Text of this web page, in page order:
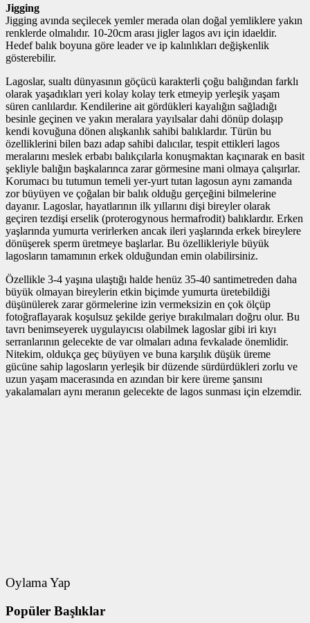
Jigging
Jigging avında seçilecek yemler merada olan doğal yemliklere yakın
renklerde olmalıdır. 10-20cm arası jigler lagos avı için idaeldir.
Hedef balık boyuna göre leader ve ip kalınlıkları değişkenlik
gösterebilir.
Lagoslar, sualtı dünyasının göçücü karakterli çoğu balığından farklı
olarak yaşadıkları yeri kolay kolay terk etmeyip yerleşik yaşam
süren canlılardır. Kendilerine ait gördükleri kayalığın sağladığı
besinle geçinen ve yakın meralara yayılsalar dahi dönüp dolaşıp
kendi kovuğuna dönen alışkanlık sahibi balıklardır. Türün bu
özelliklerini bilen bazı adap sahibi dalıcılar, tespit ettikleri lagos
meralarını meslek erbabı balıkçılarla konuşmaktan kaçınarak en basit
şekliyle balığın başkalarınca zarar görmesine mani olmaya çalışırlar.
Korumacı bu tutumun temeli yer-yurt tutan lagosun aynı zamanda
zor büyüyen ve çoğalan bir balık olduğu gerçeğini bilmelerine
dayanır. Lagoslar, hayatlarının ilk yıllarını dişi bireyler olarak
geçiren tezdişi erselik (proterogynous hermafrodit) balıklardır. Erken
yaşlarında yumurta verirlerken ancak ileri yaşlarında erkek bireylere
dönüşerek sperm üretmeye başlarlar. Bu özellikleriyle büyük
lagosların tamamının erkek olduğundan emin olabilirsiniz.
Özellikle 3-4 yaşına ulaştığı halde henüz 35-40 santimetreden daha
büyük olmayan bireylerin etkin biçimde yumurta üretebildiği
düşünülerek zarar görmelerine izin vermeksizin en çok ölçüp
fotoğraflayarak koşulsuz şekilde geriye bırakılmaları doğru olur. Bu
tavrı benimseyerek uygulayıcısı olabilmek lagoslar gibi iri kıyı
serranlarının gelecekte de var olmaları adına fevkalade önemlidir.
Nitekim, oldukça geç büyüyen ve buna karşılık düşük üreme
gücüne sahip lagosların yerleşik bir düzende sürdürdükleri zorlu ve
uzun yaşam macerasında en azından bir kere üreme şansını
yakalamaları aynı meranın gelecekte de lagos sunması için elzemdir.
Oylama Yap
Popüler Başlıklar